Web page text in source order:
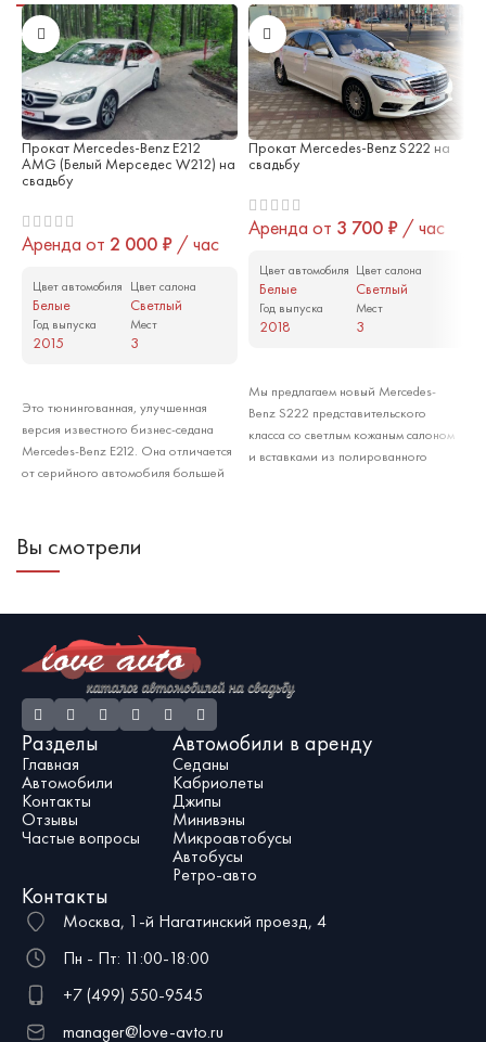
Прокат Mercedes-Benz E212
AMG (Белый Мерседес W212) на
свадьбу
Аренда от 2 000 ₽ / час
Цвет автомобиля
Белые
Цвет салона
Светлый
Год выпуска
2015
Мест
3
Это тюнингованная, улучшенная
версия известного бизнес-седана
Mercedes-Benz E212. Она отличается
от серийного автомобиля большей
Mercedes-Benz E212 AMG прекрасно
подойдёт в качестве головного
Прокат Mercedes-Benz S222 на
свадьбу
Аренда от 3 700 ₽/ час
Цвет автомобиля
Белые
Цвет салона
Светлый
Год выпуска
2018
Мест
3
Мы предлагаем новый Mercedes-
Benz S222 представительского
класса со светлым кожаным салоном
и вставками из полированного
Вы смотрели
Разделы
Главная
Автомобили
Контакты
Отзывы
Частые вопросы
Автомобили в аренду
Седаны
Кабриолеты
Джипы
Минивэны
Микроавтобусы
Автобусы
Ретро-авто
Контакты
Москва, 1-й Нагатинский проезд, 4
Пн - Пт: 11:00-18:00
+7 (499) 550-9545
manager@love-avto.ru